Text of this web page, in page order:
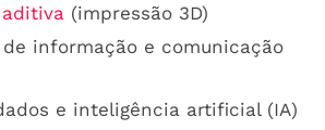
(impressão 3D)
de informação e comunicação
e inteligência artificial (IA)